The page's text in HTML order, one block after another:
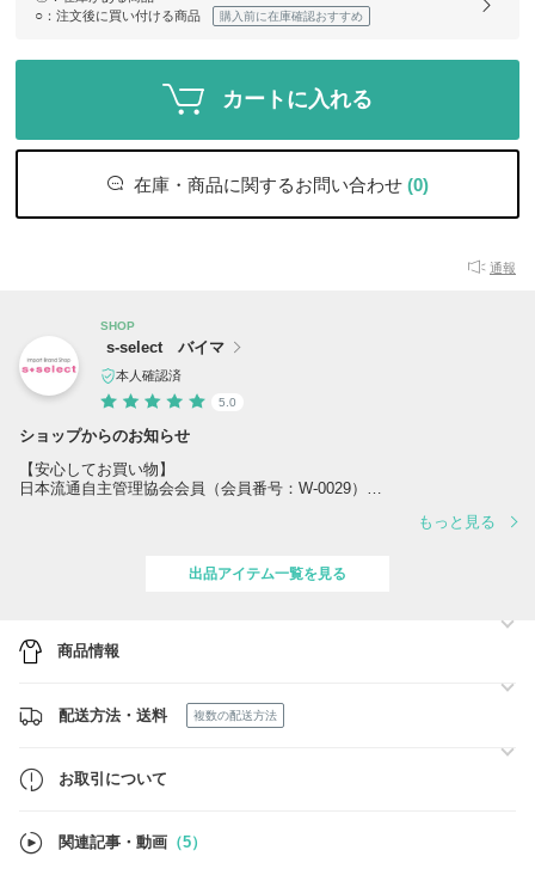
○ ：注文後に買い付ける商品 購入前に在庫確認おすすめ
カートに入れる
在庫・商品に関するお問い合わせ (0)
通報
SHOP
s-select バイマ
本人確認済
5.0
ショップからのお知らせ
【安心してお買い物】
日本流通自主管理協会会員（会員番号：W-0029）
盟しております。掲載商品は全て真正品(本物)であり、新品のみをお取
等は一切取扱いしておりませんので安心してお買い物をお楽しみ下さ
【関税負担に関して】
弊社の掲載商品はすべて輸入通関後の商品であり国内発送となります。
【インボイス制度】
【ラッピング無料】
全商品（一定の大きさを超える商品は除く）を対象に無料でラッピング
※ブランドのラッピング資材（リボン・包装資材・手提げ紙袋）はご用
意がございませんのでご了承願います。
もっと見る
出品アイテム一覧を見る
商品情報
配送方法・送料 複数の配送方法
お取引について
関連記事・動画 （5）